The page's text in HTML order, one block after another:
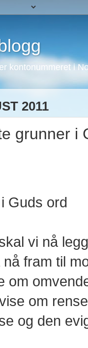
kontonummeret i
2011
grunner i
Guds ord
vi nå
fram til
om
om
og den